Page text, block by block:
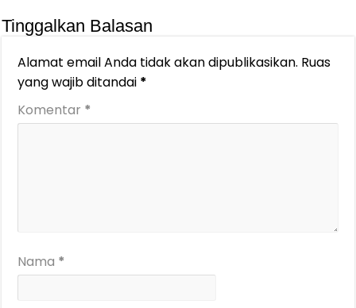
Tinggalkan Balasan
Alamat email Anda tidak akan dipublikasikan. Ruas
yang wajib ditandai *
Komentar *
Nama *